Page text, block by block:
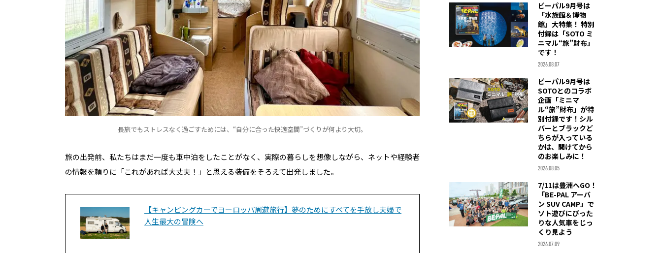
長旅でもストレスなく過ごすためには、“自分に合った快適空間”づくりが何より大切。
旅の出発前、私たちはまだ一度も車中泊をしたことがなく、実際の暮らしを想像しながら、ネットや経験者
の情報を頼りに「これがあれば大丈夫！」と思える装備をそろえて出発しました。
【キャンピングカーでヨーロッパ周遊旅行】夢のためにすべてを手放し夫婦で
人生最大の冒険へ
ビーパル9月号は
「水族館＆博物
館」大特集！ 特別
付録は「SOTO ミ
ニマル“旅”財布」
です！
2026.08.07
ビーパル9月号は
SOTOとのコラボ
企画「ミニマ
ル“旅”財布」が特
別付録です！シル
バーとブラックど
ちらが入っている
かは、開けてから
のお楽しみに！
2026.08.05
7/11は豊洲へGO！
「BE-PAL アーバ
ン SUV CAMP」で
ソト遊びにぴった
りな人気車をじっ
くり見よう
2026.07.09